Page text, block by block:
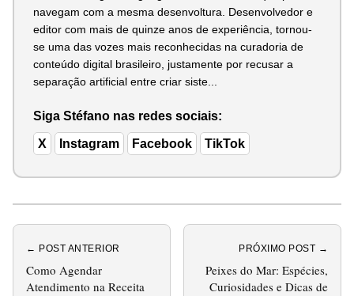
navegam com a mesma desenvoltura. Desenvolvedor e
editor com mais de quinze anos de experiência, tornou-
se uma das vozes mais reconhecidas na curadoria de
conteúdo digital brasileiro, justamente por recusar a
separação artificial entre criar siste...
Siga Stéfano nas redes sociais:
X Instagram Facebook TikTok
← POST ANTERIOR
Como Agendar
Atendimento na Receita
PRÓXIMO POST →
Peixes do Mar: Espécies,
Curiosidades e Dicas de